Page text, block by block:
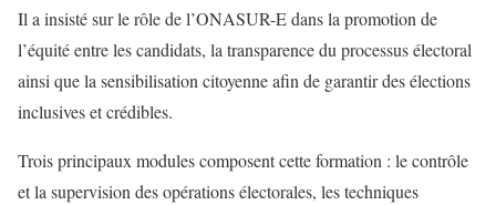
Il a insisté sur le rôle de l’ONASUR-E dans la promotion de
l’équité entre les candidats, la transparence du processus électoral
ainsi que la sensibilisation citoyenne afin de garantir des élections
inclusives et crédibles.
Trois principaux modules composent cette formation : le contrôle
et la supervision des opérations électorales, les techniques